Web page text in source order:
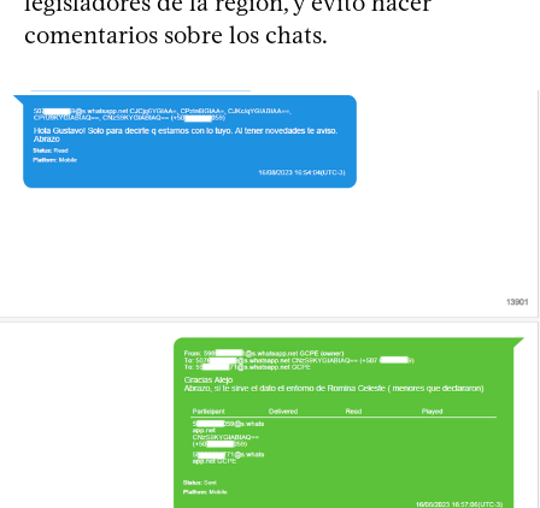
comentarios sobre los chats.